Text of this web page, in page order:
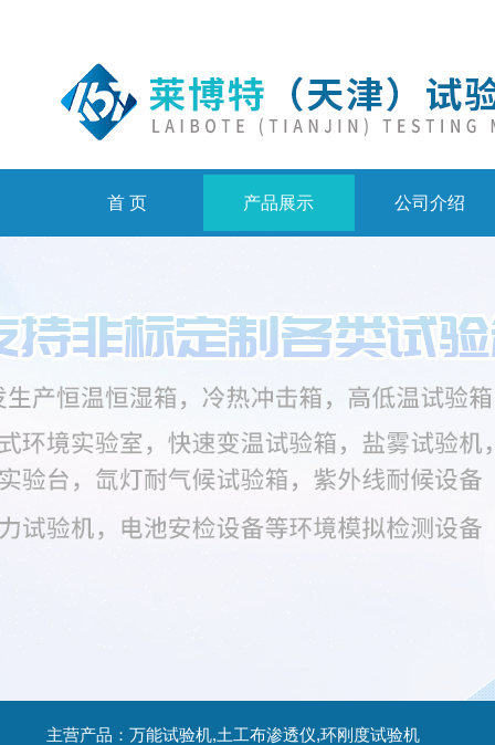
首 页 产品展示 公司介绍
主营产品：万能试验机,土工布渗透仪,环刚度试验机